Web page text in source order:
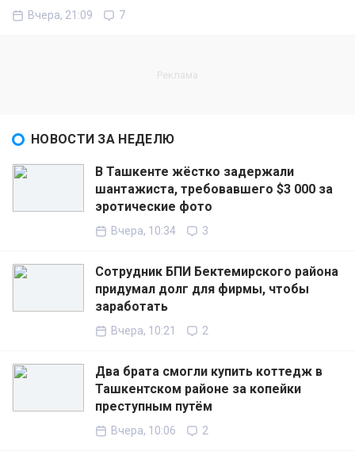
Вчера, 21:09 7
НОВОСТИ ЗА НЕДЕЛЮ
В Ташкенте жёстко задержали
шантажиста, требовавшего $3 000 за
эротические фото
Вчера, 10:34 3
Сотрудник БПИ Бектемирского района
придумал долг для фирмы, чтобы
заработать
Вчера, 10:21 2
Два брата смогли купить коттедж в
Ташкентском районе за копейки
преступным путём
Вчера, 10:06 2